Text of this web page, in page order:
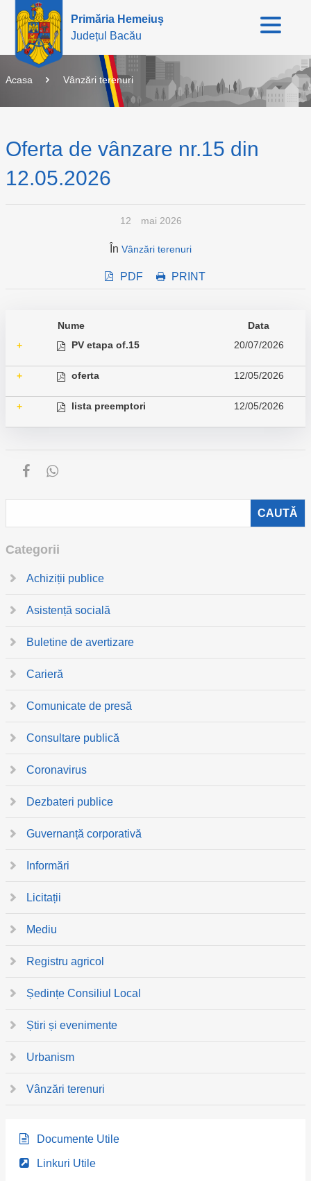
Primăria Hemeiuș
Județul Bacău
Acasa Vânzări terenuri
Oferta de vânzare nr.15 din
12.05.2026
12 mai 2026
În Vânzări terenuri
PDF PRINT
Nume
Data
+
PV etapa of.15 20/07/2026
+ oferta 12/05/2026
+ lista preemptori 12/05/2026
Categorii
Achiziții publice
Asistență socială
Buletine de avertizare
Carieră
Comunicate de presă
Consultare publică
Coronavirus
Dezbateri publice
Guvernanță corporativă
Informări
Licitații
Mediu
Registru agricol
Ședințe Consiliul Local
Știri și evenimente
Urbanism
Vânzări terenuri
Documente Utile
Linkuri Utile